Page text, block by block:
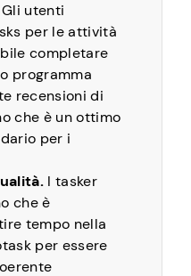
Gli utenti
per le attività
completare
programma
recensioni di
che è un ottimo
per i
I tasker
che è
tempo nella
per essere